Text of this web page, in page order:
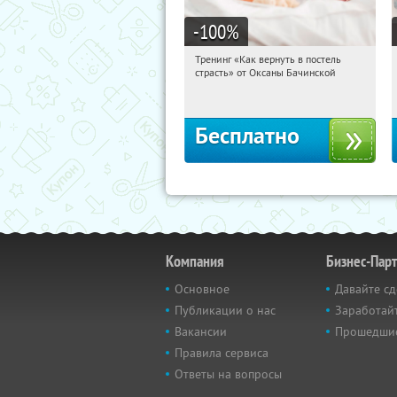
-100%
21:38:54 Получили:
Тренинг «Как вернуть в постель
страсть» от Оксаны Бачинской
Бесплатно
Компания
Основное
Публикации о нас
Вакансии
Правила сервиса
Ответы на вопросы
Бизнес-
Давайте